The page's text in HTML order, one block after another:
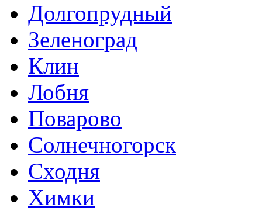
Долгопрудный
Зеленоград
Клин
Лобня
Поварово
Солнечногорск
Сходня
Химки